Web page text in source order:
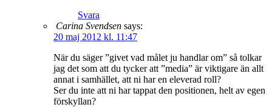
Svara
Carina Svendsen says:
20 maj 2012 kl. 11:47
När du säger ”givet vad målet ju handlar om” så tolkar
jag det som att du tycker att ”media” är viktigare än allt
annat i samhället, att ni har en eleverad roll?
Ser du inte att ni har tappat den positionen, helt av egen
förskyllan?